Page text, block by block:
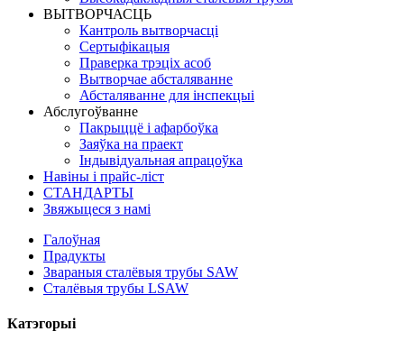
ВЫТВОРЧАСЦЬ
Кантроль вытворчасці
Сертыфікацыя
Праверка трэціх асоб
Вытворчае абсталяванне
Абсталяванне для інспекцыі
Абслугоўванне
Пакрыццё і афарбоўка
Заяўка на праект
Індывідуальная апрацоўка
Навіны і прайс-ліст
СТАНДАРТЫ
Звяжыцеся з намі
Галоўная
Прадукты
Звараныя сталёвыя трубы SAW
Сталёвыя трубы LSAW
Катэгорыі